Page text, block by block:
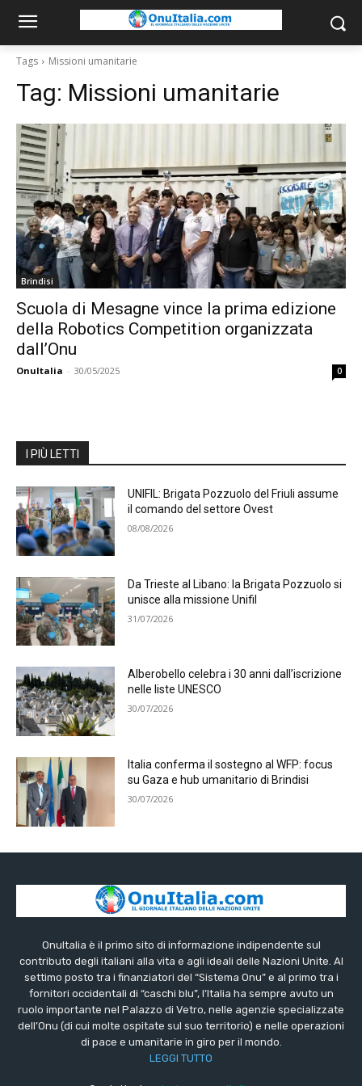
Tags Missioni umanitarie
Tag: Missioni umanitarie
Brindisi
Scuola di Mesagne vince la prima edizione
della Robotics Competition organizzata
dall’Onu
OnuItalia - 30/05/2025 0
I PIÙ LETTI
UNIFIL: Brigata Pozzuolo del Friuli assume
il comando del settore Ovest
08/08/2026
Da Trieste al Libano: la Brigata Pozzuolo si
unisce alla missione Unifil
31/07/2026
Alberobello celebra i 30 anni dall’iscrizione
nelle liste UNESCO
30/07/2026
Italia conferma il sostegno al WFP: focus
su Gaza e hub umanitario di Brindisi
30/07/2026
OnuItalia è il primo sito di informazione indipendente sul
contributo degli italiani alla vita e agli ideali delle Nazioni Unite. Al
settimo posto tra i finanziatori del “Sistema Onu” e al primo tra i
fornitori occidentali di “caschi blu”, l’Italia ha sempre avuto un
ruolo importante nel Palazzo di Vetro, nelle agenzie specializzate
dell’Onu (di cui molte ospitate sul suo territorio) e nelle operazioni
di pace e umanitarie in giro per il mondo.
LEGGI TUTTO